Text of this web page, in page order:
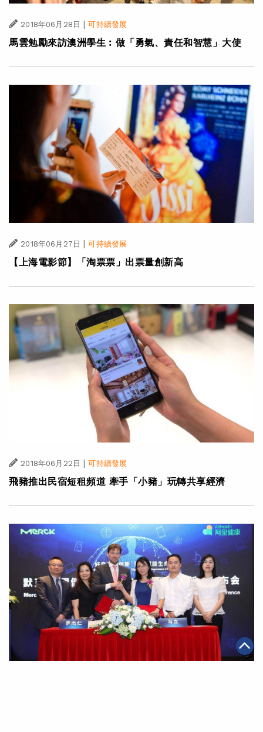
2018年06月28日 | 可持續發展
馬雲勉勵來訪澳洲學生︰做「勇氣、責任和智慧」大使
2018年06月27日 | 可持續發展
【上海電影節】「淘票票」出票量創新高
2018年06月22日 | 可持續發展
飛豬推出民宿短租頻道 牽手「小豬」玩轉共享經濟